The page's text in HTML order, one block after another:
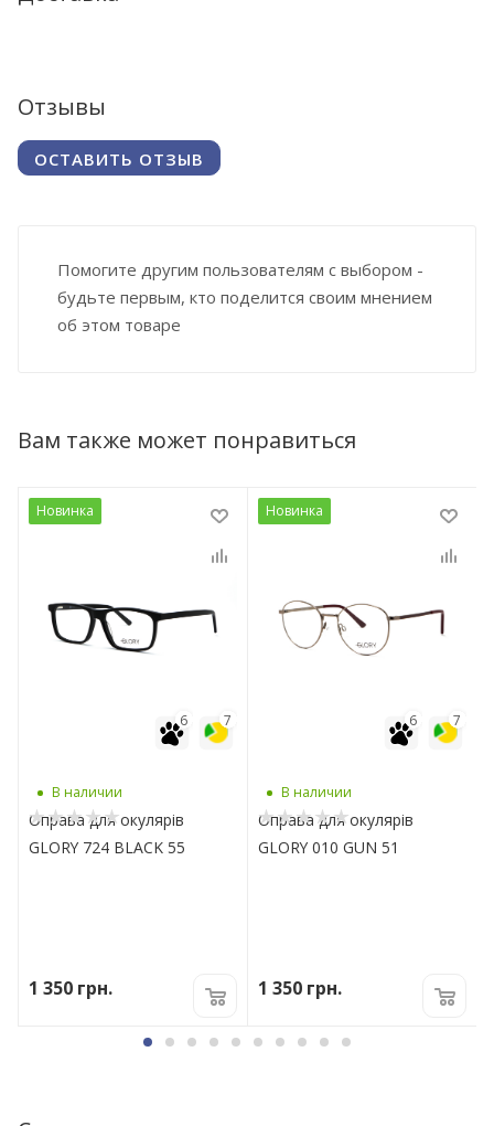
Отзывы
ОСТАВИТЬ ОТЗЫВ
Помогите другим пользователям с выбором -
будьте первым, кто поделится своим мнением
об этом товаре
Вам также может понравиться
Новинка
7
6
В наличии
Оправа для окулярів
GLORY 724 BLACK 55
1 350 грн.
Новинка
7
6
В наличии
Оправа для окулярів
GLORY 010 GUN 51
1 350 грн.